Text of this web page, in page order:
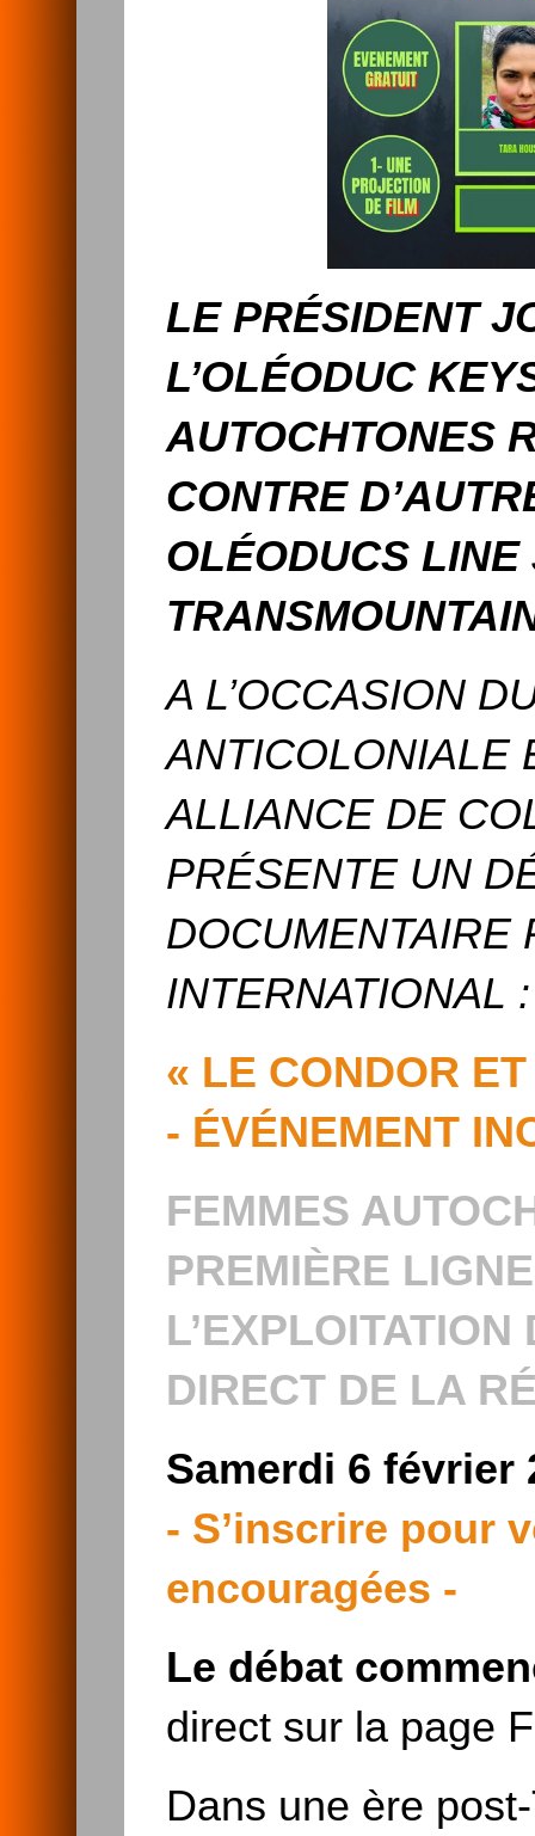
LE PRÉSIDENT
L’OLÉODUC
AUTOCHTONES
CONTRE
OLÉODUCS LINE
A L’OCCASION
ANTICOLONIALE
ALLIANCE DE
PRÉSENTE UN
DOCUMENTAIRE
INTERNATIONAL :
« LE CONDOR
- ÉVÉNEMENT
FEMMES
PREMIÈRE
DIRECT DE LA
Samerdi 6 février
- S’inscrire pour
encouragées -
Le débat
direct sur la page
Dans une ère